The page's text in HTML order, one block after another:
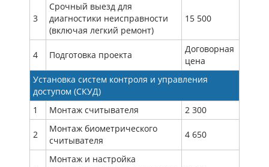
3
Срочный выезд для
диагностики неисправности
(включая легкий ремонт)
15 500
4 Подготовка проекта
Договорная
цена
Установка систем контроля и управления
доступом (СКУД)
1
Монтаж считывателя 2 300
2
Монтаж биометрического
считывателя
4 650
Монтаж и настройка